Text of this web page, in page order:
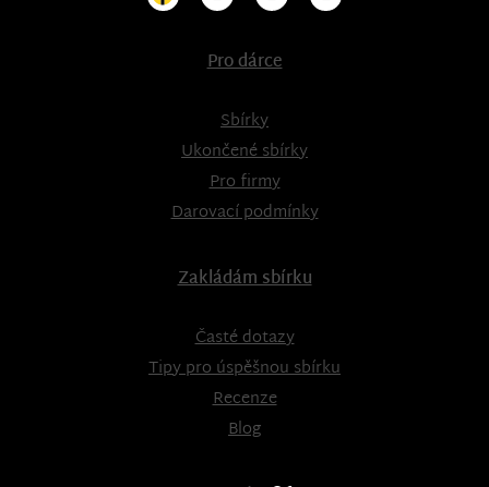
Pro dárce
Sbírky
Ukončené sbírky
Pro firmy
Darovací podmínky
Zakládám sbírku
Časté dotazy
Tipy pro úspěšnou sbírku
Recenze
Blog